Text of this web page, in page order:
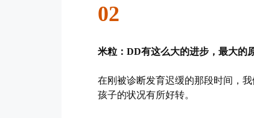
02
米粒：DD有这么大的进步，最大的
在刚被诊断发育迟缓的那段时间，
孩子的状况有所好转。